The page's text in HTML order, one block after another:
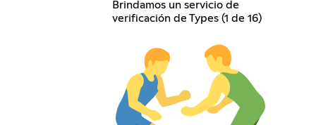
Brindamos un servicio de
verificación de Types (1 de 16)